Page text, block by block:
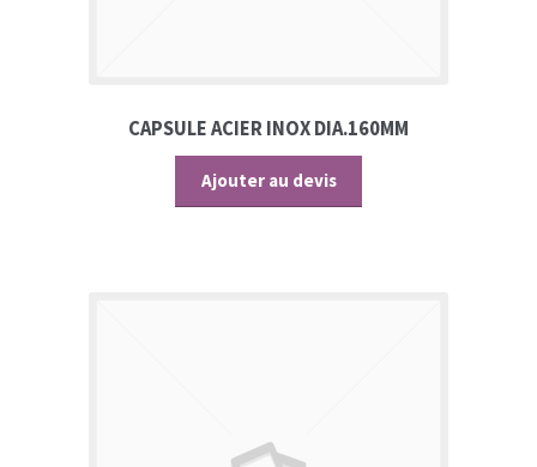
CAPSULE ACIER INOX DIA.160MM
Ajouter au devis